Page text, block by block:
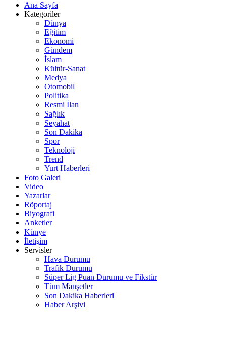
Ana Sayfa
Kategoriler
Dünya
Eğitim
Ekonomi
Gündem
İslam
Kültür-Sanat
Medya
Otomobil
Politika
Resmi İlan
Sağlık
Seyahat
Son Dakika
Spor
Teknoloji
Trend
Yurt Haberleri
Foto Galeri
Video
Yazarlar
Röportaj
Biyografi
Anketler
Künye
İletişim
Servisler
Hava Durumu
Trafik Durumu
Süper Lig Puan Durumu ve Fikstür
Tüm Manşetler
Son Dakika Haberleri
Haber Arşivi